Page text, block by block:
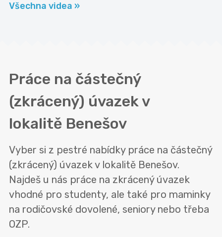
Všechna videa »
Práce na částečný
(zkrácený) úvazek v
lokalitě Benešov
Vyber si z pestré nabídky práce na částečný
(zkrácený) úvazek v lokalitě Benešov.
Najdeš u nás práce na zkrácený úvazek
vhodné pro studenty, ale také pro maminky
na rodičovské dovolené, seniory nebo třeba
OZP.